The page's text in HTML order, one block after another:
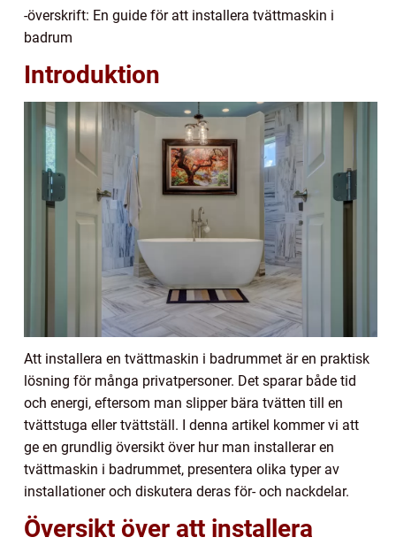
-överskrift: En guide för att installera tvättmaskin i
badrum
Introduktion
Att installera en tvättmaskin i badrummet är en praktisk
lösning för många privatpersoner. Det sparar både tid
och energi, eftersom man slipper bära tvätten till en
tvättstuga eller tvättställ. I denna artikel kommer vi att
ge en grundlig översikt över hur man installerar en
tvättmaskin i badrummet, presentera olika typer av
installationer och diskutera deras för- och nackdelar.
Översikt över att installera